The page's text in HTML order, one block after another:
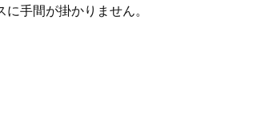
に手間が掛かりません。